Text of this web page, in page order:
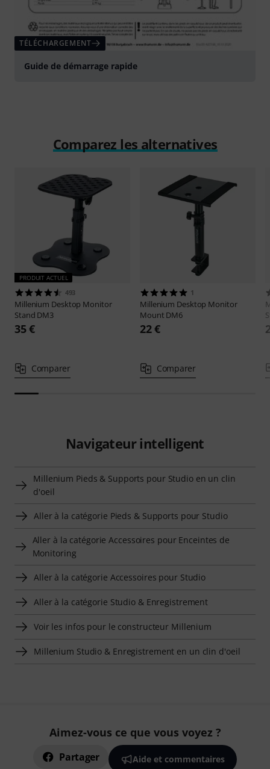
TÉLÉCHARGEMENT
Guide de démarrage rapide
Comparez les alternatives
PRODUIT ACTUEL
493
Millenium Desktop Monitor
Stand DM3
35 €
Comparer
1
Millenium Desktop Monitor
Mount DM6
22 €
Comparer
Navigateur intelligent
Millenium Pieds & Supports pour Studio en un clin
d'oeil
Aller à la catégorie Pieds & Supports pour Studio
Aller à la catégorie Accessoires pour Enceintes de
Monitoring
Aller à la catégorie Accessoires pour Studio
Aller à la catégorie Studio & Enregistrement
Voir les infos pour le constructeur Millenium
Millenium Studio & Enregistrement en un clin d'oeil
Aimez-vous ce que vous voyez ?
Partager Aide et commentaires